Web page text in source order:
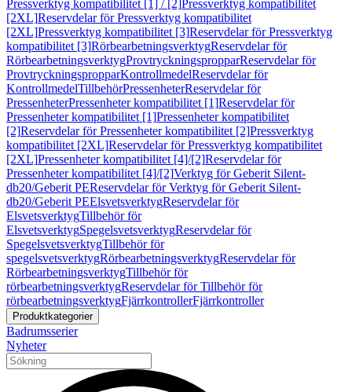
Pressverktyg kompatibilitet [1] / [2]Pressverktyg kompatibilitet
[2XL]Reservdelar för Pressverktyg kompatibilitet
[2XL]Pressverktyg kompatibilitet [3]Reservdelar för Pressverktyg
kompatibilitet [3]RörbearbetningsverktygReservdelar för
RörbearbetningsverktygProvtryckningspropparReservdelar för
ProvtryckningspropparKontrollmedelReservdelar för
KontrollmedelTillbehörPressenheterReservdelar för
PressenheterPressenheter kompatibilitet [1]Reservdelar för
Pressenheter kompatibilitet [1]Pressenheter kompatibilitet
[2]Reservdelar för Pressenheter kompatibilitet [2]Pressverktyg
kompatibilitet [2XL]Reservdelar för Pressverktyg kompatibilitet
[2XL]Pressenheter kompatibilitet [4]/[2]Reservdelar för
Pressenheter kompatibilitet [4]/[2]Verktyg för Geberit Silent-
db20/Geberit PEReservdelar för Verktyg för Geberit Silent-
db20/Geberit PEElsvetsverktygReservdelar för
ElsvetsverktygTillbehör för
ElsvetsverktygSpegelsvetsverktygReservdelar för
SpegelsvetsverktygTillbehör för
spegelsvetsverktygRörbearbetningsverktygReservdelar för
RörbearbetningsverktygTillbehör för
rörbearbetningsverktygReservdelar för Tillbehör för
rörbearbetningsverktygFjärrkontrollerFjärrkontroller
Produktkategorier
Badrumsserier
Nyheter